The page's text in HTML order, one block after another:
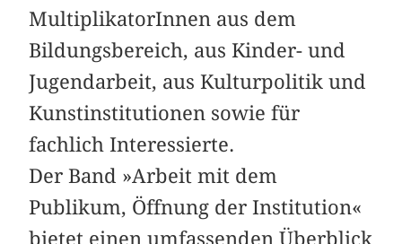
MultiplikatorInnen aus dem
Bildungsbereich, aus Kinder- und
Jugendarbeit, aus Kulturpolitik und
Kunstinstitutionen sowie für
fachlich Interessierte.
Der Band »Arbeit mit dem
Publikum, Öffnung der Institution«
bietet einen umfassenden Überblick